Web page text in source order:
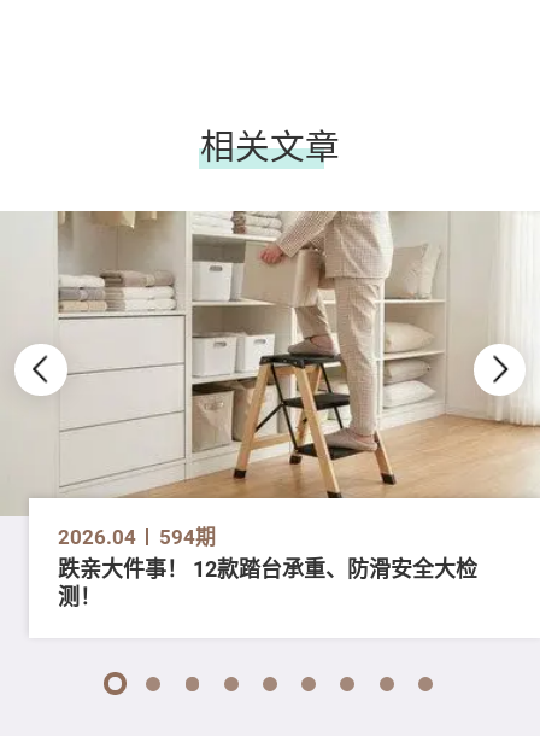
相关文章
2026.04 594期
跌亲大件事！ 12款踏台承重、防滑安全大检
测！
1 2 3 4 5 6 7 8 9